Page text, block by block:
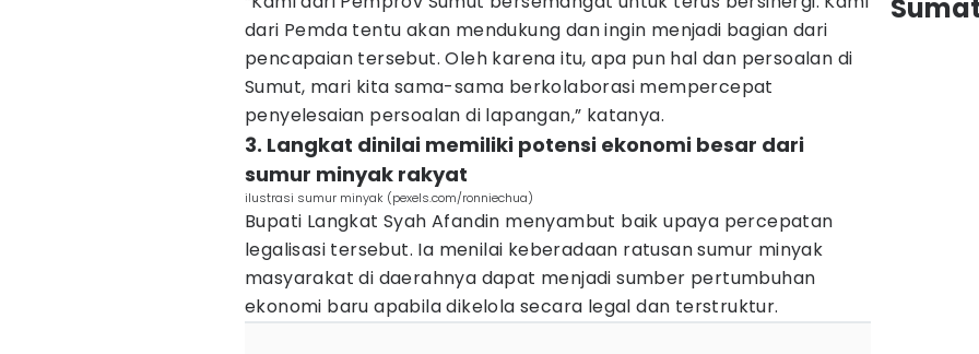
dari Pemda tentu akan mendukung dan ingin menjadi bagian dari
pencapaian tersebut. Oleh karena itu, apa pun hal dan persoalan di
Sumut, mari kita sama-sama berkolaborasi mempercepat
penyelesaian persoalan di lapangan,” katanya.
3. Langkat dinilai memiliki potensi ekonomi besar dari
sumur minyak rakyat
ilustrasi sumur minyak (pexels.com/ronniechua)
Bupati Langkat Syah Afandin menyambut baik upaya percepatan
legalisasi tersebut. Ia menilai keberadaan ratusan sumur minyak
masyarakat di daerahnya dapat menjadi sumber pertumbuhan
ekonomi baru apabila dikelola secara legal dan terstruktur.